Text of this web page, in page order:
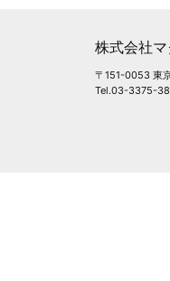
株式会社
〒151-0053 東
Tel.03-3375-